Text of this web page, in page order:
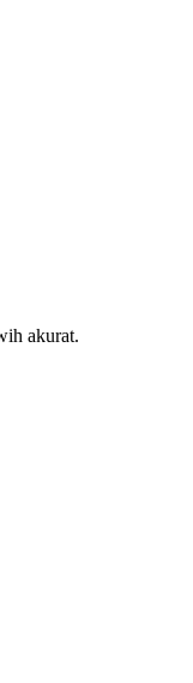
akurat.